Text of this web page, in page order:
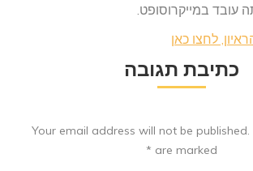
עובד במייקרוסופט.
לחצו כאן
כתיבת תגובה
Your email address will not be published.
are marked
*